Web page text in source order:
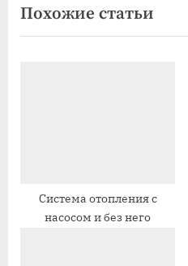
ы
д
д
у
п
и
Похожие статьи
Система отопления с
насосом и без него